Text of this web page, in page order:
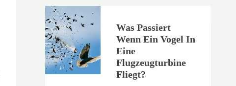
Was Passiert
Wenn Ein Vogel In
Eine
Flugzeugturbine
Fliegt?